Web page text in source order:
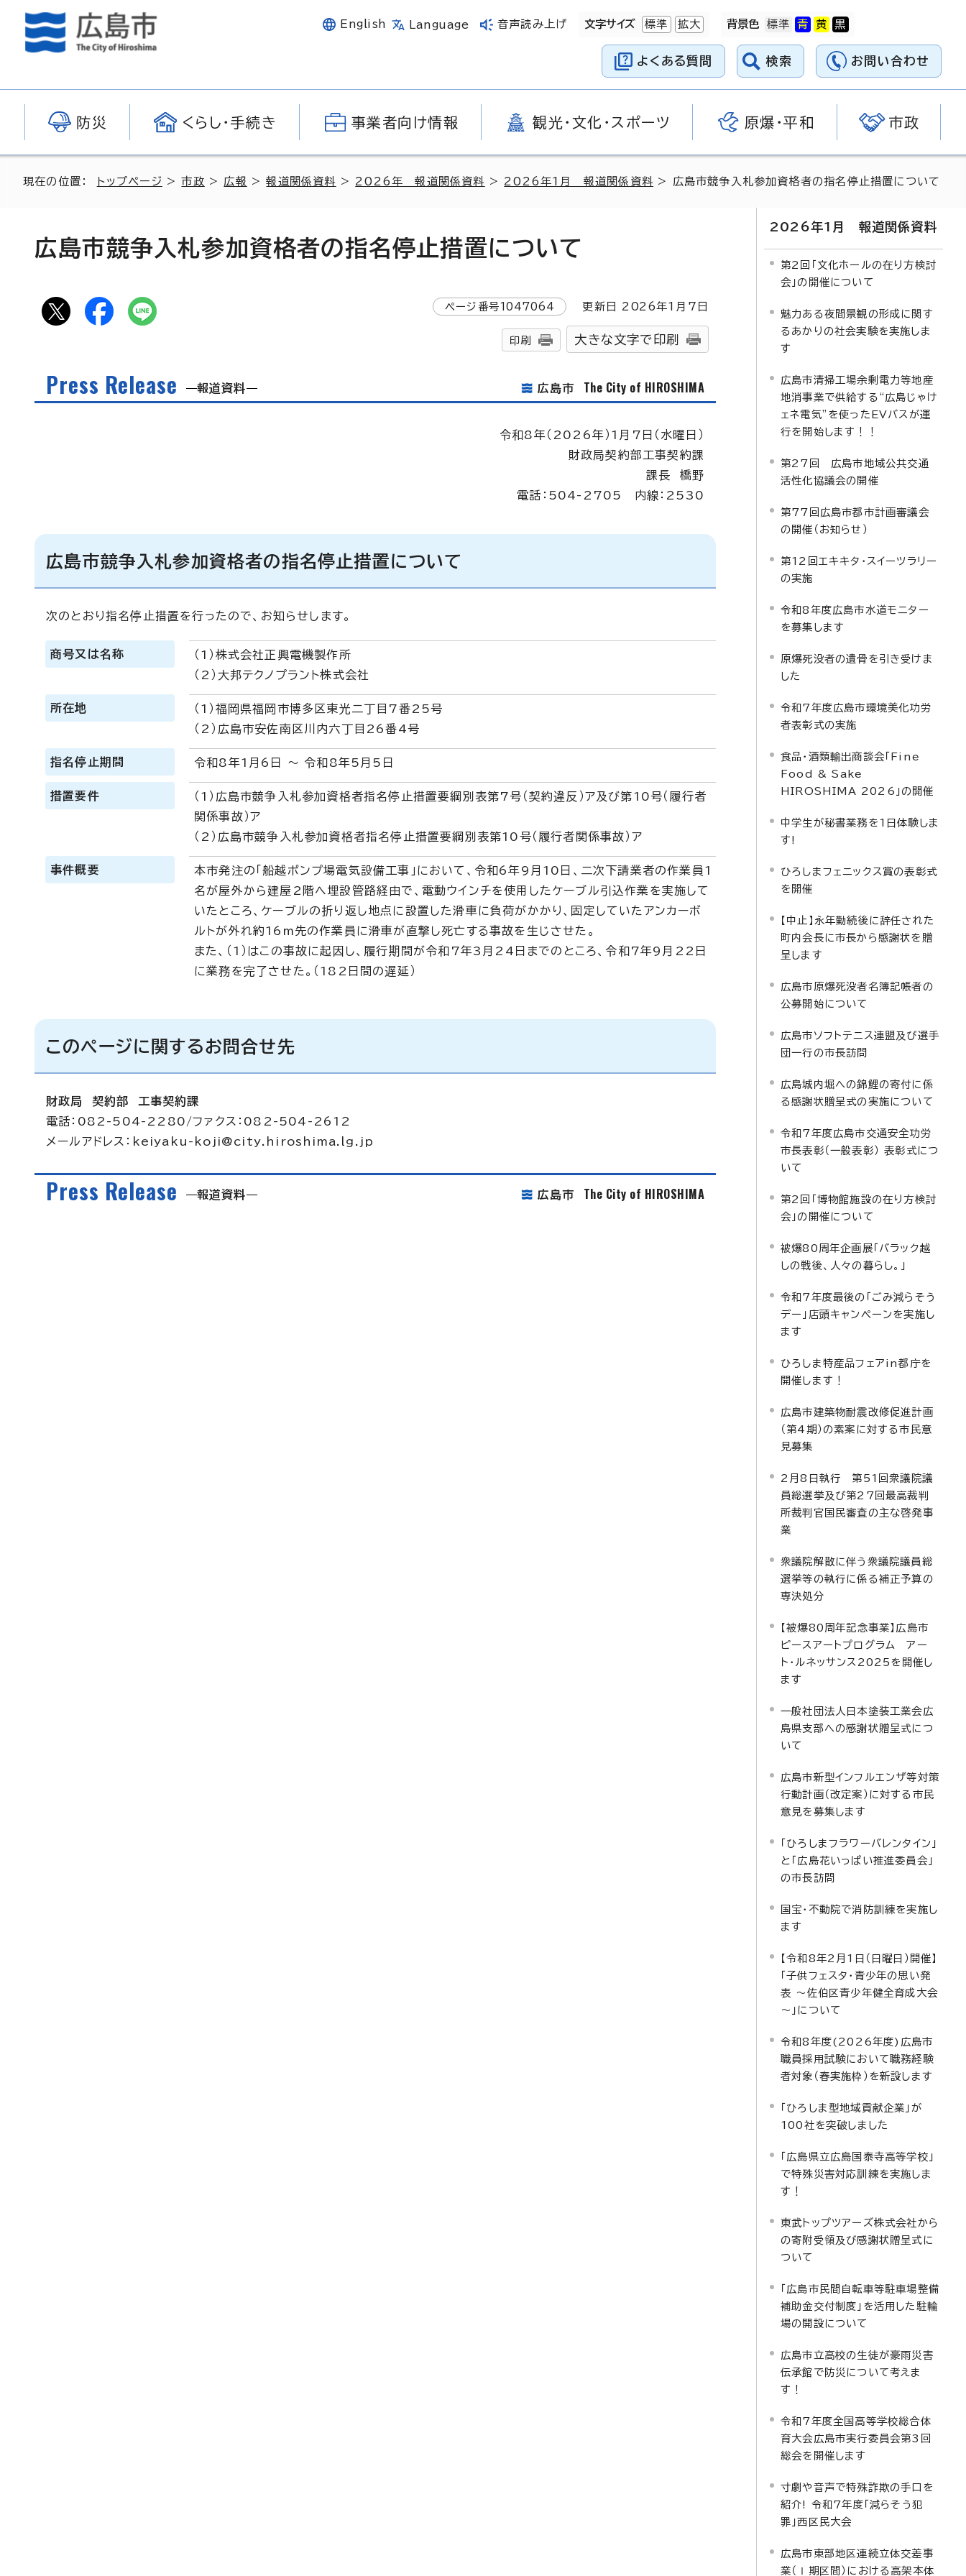
English Language 音声読み上げ 文字サイズ 標準 拡大 背景色
よくある質問 検索 お問い合わせ
防災 くらし・手続き 事業者向け情報 観光・文化・スポーツ 原爆・平和 市政
現在の位置： トップページ >市政 > 広報 >報道関係資料 > 2026年 報道関係資料 > 2026年1月 報道関係資料 > 広島市競争入札参加資格者の指名停止措置について
広島市競争入札参加資格者の指名停止措置について
ページ番号1047064 更新日 2026年1月7日
印刷 大きな文字で印刷
Press Release 報道資料 広島市 The City of HIROSHIMA
令和8年（2026年）1月7日（水曜日）
財政局契約部工事契約課
課長 橋野
電話：504-2705 内線：2530
広島市競争入札参加資格者の指名停止措置について
次のとおり指名停止措置を行ったので、お知らせします。
商号又は名称
（1）株式会社正興電機製作所
（2）大邦テクノプラント株式会社
所在地
（1）福岡県福岡市博多区東光二丁目7番25号
（2）広島市安佐南区川内六丁目26番4号
指名停止期間 令和8年1月6日 ～ 令和8年5月5日
措置要件
（1）広島市競争入札参加資格者指名停止措置要綱別表第7号（契約違反）ア及び第10号（履行者
関係事故）ア
（2）広島市競争入札参加資格者指名停止措置要綱別表第10号（履行者関係事故）ア
事件概要
本市発注の「船越ポンプ場電気設備工事」において、令和6年9月10日、二次下請業者の作業員1
名が屋外から建屋2階へ埋設管路経由で、電動ウインチを使用したケーブル引込作業を実施して
いたところ、ケーブルの折り返し地点に設置した滑車に負荷がかかり、固定していたアンカーボ
ルトが外れ約16m先の作業員に滑車が直撃し死亡する事故を生じさせた。
また、（1）はこの事故に起因し、履行期間が令和7年3月24日までのところ、令和7年9月22日
に業務を完了させた。（182日間の遅延）
このページに関するお問合せ先
財政局 契約部 工事契約課
電話：082-504-2280/ファクス：082-504-2612
メールアドレス： keiyaku-koji@city.hiroshima.lg.jp
Press Release 報道資料 広島市 The City of HIROSHIMA
2026年1月 報道関係資料
第2回「文化ホールの在り方検討
会」の開催について
魅力ある夜間景観の形成に関す
るあかりの社会実験を実施しま
す
広島市清掃工場余剰電力等地産
地消事業で供給する“広島じゃけ
ェネ電気”を使ったEVバスが運
行を開始します！！
第27回 広島市地域公共交通
活性化協議会の開催
第77回広島市都市計画審議会
の開催（お知らせ）
第12回エキキタ・スイーツラリー
の実施
令和8年度広島市水道モニター
を募集します
原爆死没者の遺骨を引き受けま
した
令和7年度広島市環境美化功労
者表彰式の実施
食品・酒類輸出商談会「Fine
Food & Sake
HIROSHIMA 2026」の開催
中学生が秘書業務を1日体験しま
す!
ひろしまフェニックス賞の表彰式
を開催
【中止】永年勤続後に辞任された
町内会長に市長から感謝状を贈
呈します
広島市原爆死没者名簿記帳者の
公募開始について
広島市ソフトテニス連盟及び選手
団一行の市長訪問
広島城内堀への錦鯉の寄付に係
る感謝状贈呈式の実施について
令和7年度広島市交通安全功労
市長表彰（一般表彰） 表彰式につ
いて
第2回「博物館施設の在り方検討
会」の開催について
被爆80周年企画展「バラック越
しの戦後、人々の暮らし。」
令和7年度最後の「ごみ減らそう
デー」店頭キャンペーンを実施し
ます
ひろしま特産品フェアin都庁を
開催します！
広島市建築物耐震改修促進計画
（第4期）の素案に対する市民意
見募集
2月8日執行 第51回衆議院議
員総選挙及び第27回最高裁判
所裁判官国民審査の主な啓発事
業
衆議院解散に伴う衆議院議員総
選挙等の執行に係る補正予算の
専決処分
【被爆80周年記念事業】広島市
ピースアートプログラム アー
ト・ルネッサンス2025を開催し
ます
一般社団法人日本塗装工業会広
島県支部への感謝状贈呈式につ
いて
広島市新型インフルエンザ等対策
行動計画（改定案）に対する市民
意見を募集します
「ひろしまフラワーバレンタイン」
と「広島花いっぱい推進委員会」
の市長訪問
国宝・不動院で消防訓練を実施し
ます
【令和8年2月1日（日曜日）開催】
「子供フェスタ・青少年の思い発
表 ～佐伯区青少年健全育成大会
～」について
令和8年度(2026年度)広島市
職員採用試験において職務経験
者対象（春実施枠）を新設します
「ひろしま型地域貢献企業」が
100社を突破しました
「広島県立広島国泰寺高等学校」
で特殊災害対応訓練を実施しま
す！
東武トップツアーズ株式会社から
の寄附受領及び感謝状贈呈式に
ついて
「広島市民間自転車等駐車場整備
補助金交付制度」を活用した駐輪
場の開設について
広島市立高校の生徒が豪雨災害
伝承館で防災について考えま
す！
令和7年度全国高等学校総合体
育大会広島市実行委員会第3回
総会を開催します
寸劇や音声で特殊詐欺の手口を
紹介! 令和7年度「減らそう犯
罪」西区民大会
広島市東部地区連続立体交差事
業（Ⅰ期区間）における高架本体